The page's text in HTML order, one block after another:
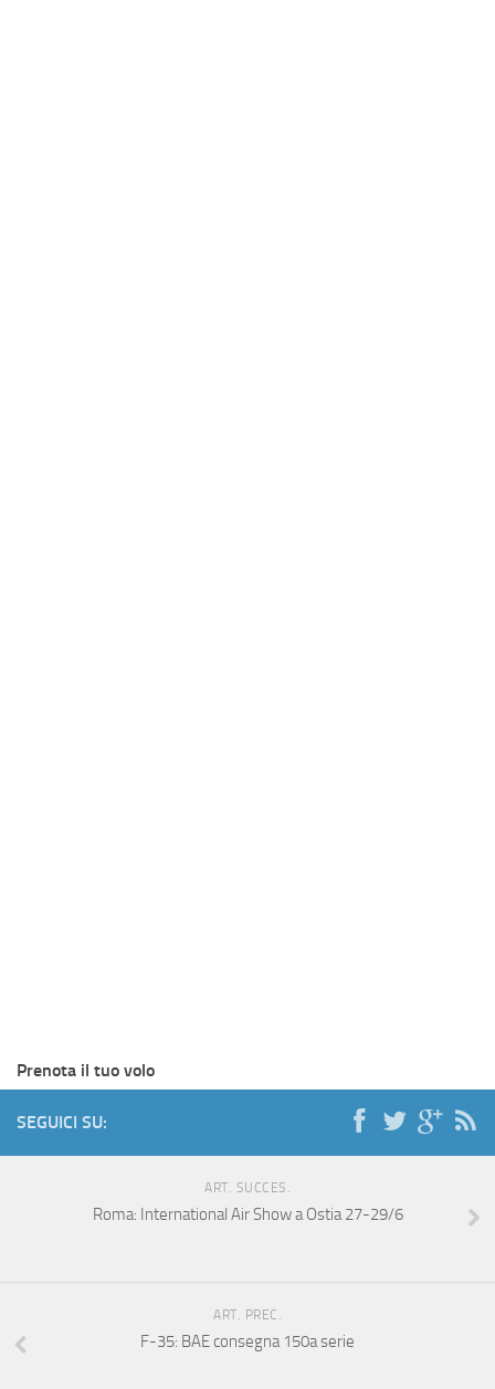
Prenota il tuo volo
SEGUICI SU:
ART. SUCCES.
Roma: International Air Show a Ostia 27-29/6
ART. PREC.
F-35: BAE consegna 150a serie